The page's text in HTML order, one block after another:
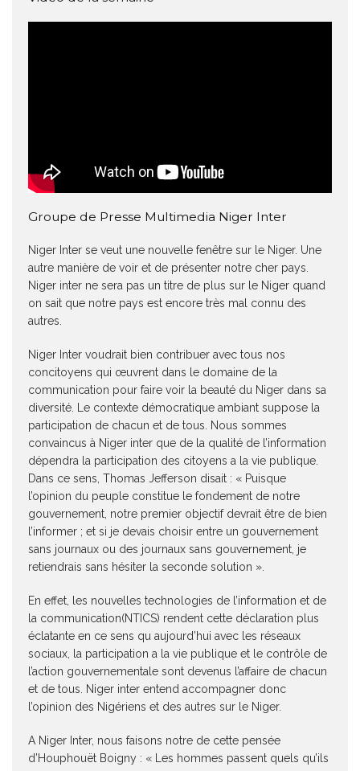
Groupe de Presse Multimedia Niger Inter
Niger Inter se veut une nouvelle fenêtre sur le Niger. Une
autre manière de voir et de présenter notre cher pays.
Niger inter ne sera pas un titre de plus sur le Niger quand
on sait que notre pays est encore très mal connu des
autres.
Niger Inter voudrait bien contribuer avec tous nos
concitoyens qui œuvrent dans le domaine de la
communication pour faire voir la beauté du Niger dans sa
diversité. Le contexte démocratique ambiant suppose la
participation de chacun et de tous. Nous sommes
convaincus à Niger inter que de la qualité de l’information
dépendra la participation des citoyens a la vie publique.
Dans ce sens, Thomas Jefferson disait : « Puisque
l’opinion du peuple constitue le fondement de notre
gouvernement, notre premier objectif devrait être de bien
l’informer ; et si je devais choisir entre un gouvernement
sans journaux ou des journaux sans gouvernement, je
retiendrais sans hésiter la seconde solution ».
En effet, les nouvelles technologies de l’information et de
la communication(NTICS) rendent cette déclaration plus
éclatante en ce sens qu aujourd’hui avec les réseaux
sociaux, la participation a la vie publique et le contrôle de
l’action gouvernementale sont devenus l’affaire de chacun
et de tous. Niger inter entend accompagner donc
l’opinion des Nigériens et des autres sur le Niger.
A Niger Inter, nous faisons notre de cette pensée
d’Houphouët Boigny : « Les hommes passent quels qu’ils